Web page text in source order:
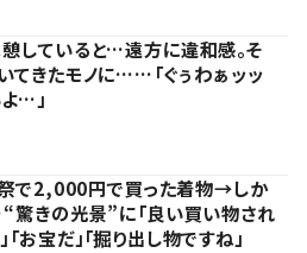
していると…遠方に違和感。そ
てきたモノに……「ぐぅわぁッッ
…」
祭で2,000円で買った着物→しか
驚きの光景”に「良い買い物され
「お宝だ」「掘り出し物ですね」